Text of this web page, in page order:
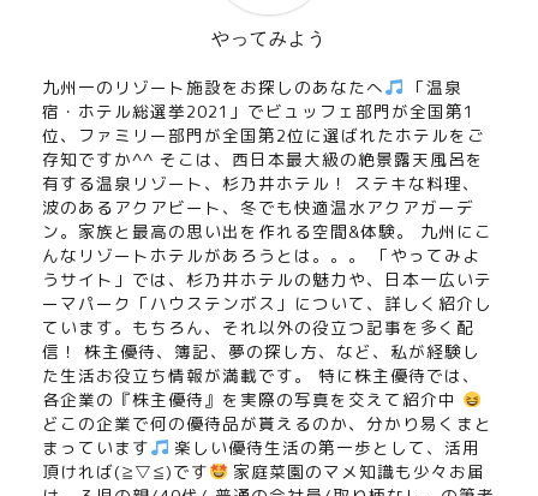
やってみよう
九州一のリゾート施設をお探しのあなたへ
「温泉
宿・ホテル総選挙2021」でビュッフェ部門が全国第1
位、ファミリー部門が全国第2位に選ばれたホテルをご
存知ですか^^ そこは、西日本最大級の絶景露天風呂を
有する温泉リゾート、杉乃井ホテル！ ステキな料理、
波のあるアクアビート、冬でも快適温水アクアガーデ
ン。家族と最高の思い出を作れる空間&体験。 九州にこ
んなリゾートホテルがあろうとは。。。 「やってみよ
うサイト」では、杉乃井ホテルの魅力や、日本一広いテ
ーマパーク「ハウステンボス」について、詳しく紹介し
ています。もちろん、それ以外の役立つ記事を多く配
信！ 株主優待、簿記、夢の探し方、など、私が経験し
た生活お役立ち情報が満載です。 特に株主優待では、
各企業の『株主優待』を実際の写真を交えて紹介中
どこの企業で何の優待品が貰えるのか、分かり易くまと
まっています
楽しい優待生活の第一歩として、活用
頂ければ(≧▽≦)です
家庭菜園のマメ知識も少々お届